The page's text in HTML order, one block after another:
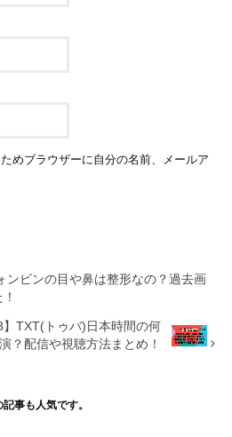
めブラウザーに自分の名前、メールア
ンビンの目や鼻は整形なの？過去画
】TXT(トゥバ)日本時間の何
？配信や視聴方法まとめ！
事も人気です。